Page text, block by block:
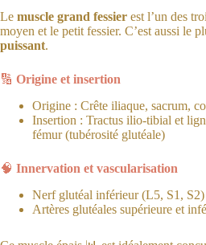
Le muscle grand fessier est l’un des
moyen et le petit fessier. C’est aussi le
puissant.
🔢 Origine et insertion
Origine : Crête iliaque, sacrum,
Insertion : Tractus ilio-tibial et
fémur (tubérosité glutéale)
🧠 Innervation et vascularisation
Nerf glutéal inférieur (L5, S1, S2)
Artères glutéales supérieure et